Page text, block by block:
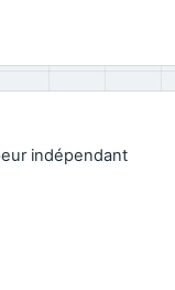
indépendant